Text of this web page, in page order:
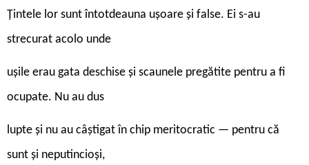
Țintele lor sunt întotdeauna ușoare și false. Ei s-au
strecurat acolo unde
ușile erau gata deschise și scaunele pregătite pentru a fi
ocupate. Nu au dus
lupte și nu au câștigat în chip meritocratic — pentru că
sunt și neputincioși,